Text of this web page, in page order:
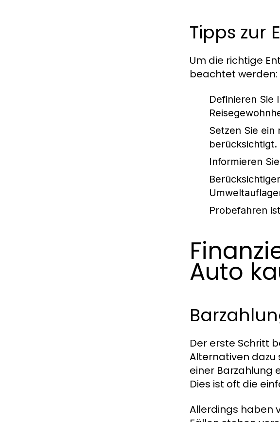
Tipps zur
Um die richtige
beachtet werden:
Definieren Sie
Setzen Sie ein
berücksichtigt.
Informieren
Probefahren
Auto
Der erste Schritt
Alternativen dazu
einer Barzahlung
Dies ist oft die
Allerdings haben